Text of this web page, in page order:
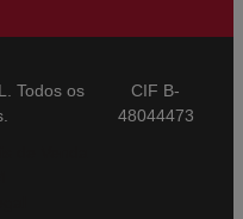
Todos os
CIF B-
48044473